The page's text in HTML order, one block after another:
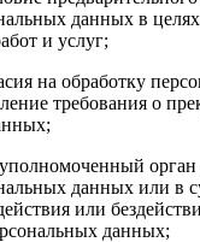
данных в
и услуг;
на обработку
требования о
орган
данных или в
или
данных;